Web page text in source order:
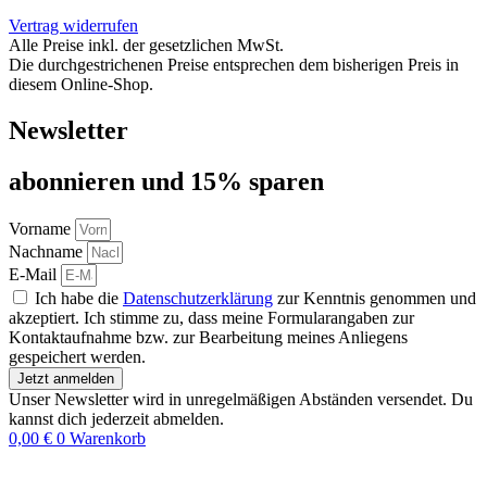
Vertrag widerrufen
Alle Preise inkl. der gesetzlichen MwSt.
Die durchgestrichenen Preise entsprechen dem bisherigen Preis in
diesem Online-Shop.
Newsletter
abon­nie­ren und 15% sparen
Vorname
Nachname
E-Mail
Ich habe die Datenschutzerklärung zur Kenntnis genommen und
akzeptiert. Ich stimme zu, dass meine Formularangaben zur
Kontaktaufnahme bzw. zur Bearbeitung meines Anliegens
gespeichert werden.
Jetzt anmelden
Unser Newsletter wird in unregelmäßigen Abständen versendet. Du
kannst dich jederzeit abmelden.
0,00 € 0 Warenkorb